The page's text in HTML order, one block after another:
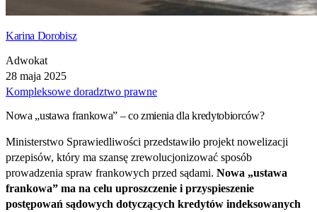
Karina Dorobisz
Adwokat
28 maja 2025
Kompleksowe doradztwo prawne
Nowa „ustawa frankowa” – co zmienia dla kredytobiorców?
Ministerstwo Sprawiedliwości przedstawiło projekt nowelizacji
przepisów, który ma szansę zrewolucjonizować sposób
prowadzenia spraw frankowych przed sądami. Nowa „ustawa
frankowa” ma na celu uproszczenie i przyspieszenie
postępowań sądowych dotyczących kredytów indeksowanych